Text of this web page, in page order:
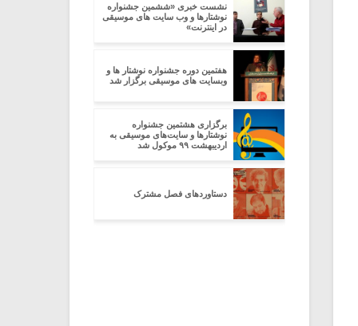
نشست خبری «ششمین جشنواره
نوشتارها و وب سایت های موسیقی
در اینترنت»
هفتمین دوره جشنواره نوشتار ها و
وبسایت های موسیقی برگزار شد
برگزاری هشتمین جشنواره
نوشتارها و سایت‌های موسیقی به
اردیبهشت ۹۹ موکول شد
دستاوردهای فصل مشترک